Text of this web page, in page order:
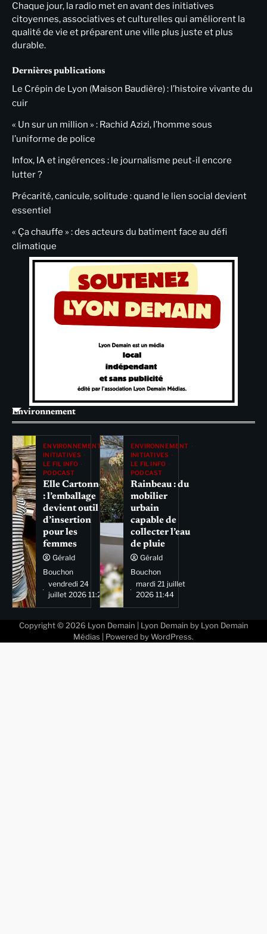
Chaque jour, la radio met en avant des initiatives
citoyennes, associatives et culturelles qui améliorent la
qualité de vie et préparent une ville plus juste et plus
durable.
Dernières publications
Le Crépin de Lyon (Maison Baudière) : l’histoire vivante du
cuir
« Un sur un million » : Rachid Azizi, l’homme sous
l’uniforme de police
Infox, IA et ingérences : le journalisme peut-il encore
lutter ?
Précarité, canicule, solitude : quand le lien social devient
essentiel
« Ça chauffe » : des acteurs du batiment face au défi
climatique
Environnement
ENVIRONNEMENT
INITIATIVES
LE FIL INFO
PODCAST
Elle Cartonne
: l’emballage
devient outil
d’insertion
pour les
femmes
Gérald
Bouchon
vendredi 24
juillet 2026 11:29
ENVIRONNEMENT
INITIATIVES
LE FIL INFO
PODCAST
Rainbeau : du
mobilier
urbain
capable de
collecter l’eau
de pluie
Gérald
Bouchon
mardi 21 juillet
2026 11:44
Copyright © 2026 Lyon Demain | Lyon Demain by Lyon Demain
Médias | Powered by WordPress.